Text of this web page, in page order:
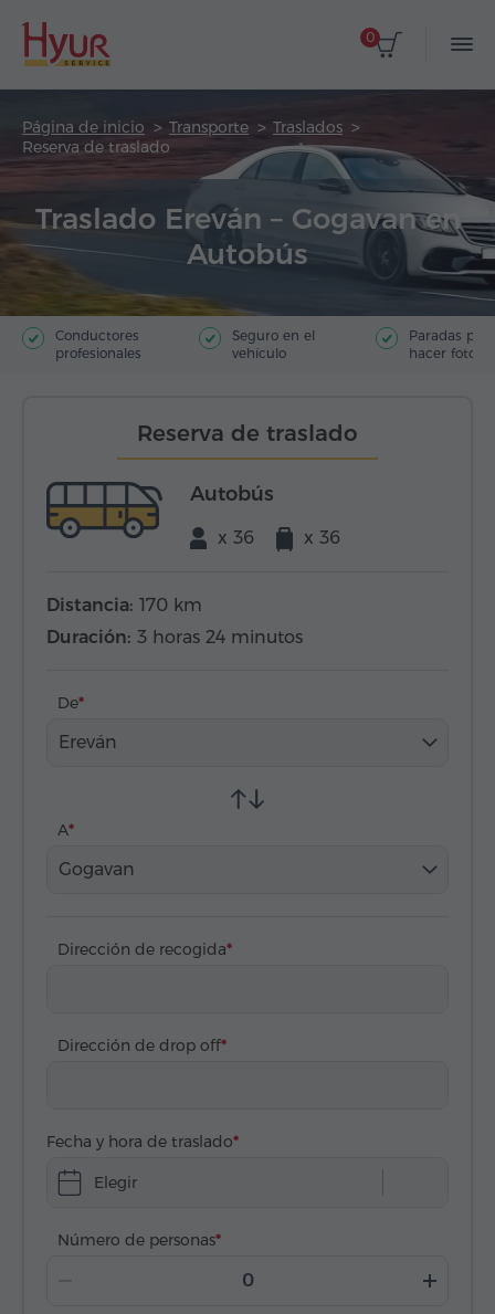
0
Página de inicio Transporte
Traslados
Reserva de traslado
Traslado Ereván – Gogavan en
Autobús
Conductores
profesionales
Seguro en el
vehículo
Paradas para
hacer fotos
Reserva de traslado
Autobús
x 36 x 36
Distancia: 170 km
Duración: 3 horas 24 minutos
De
Ereván
A
Gogavan
Dirección de recogida
Dirección de drop off
Fecha y hora de traslado
Elegir
Número de personas